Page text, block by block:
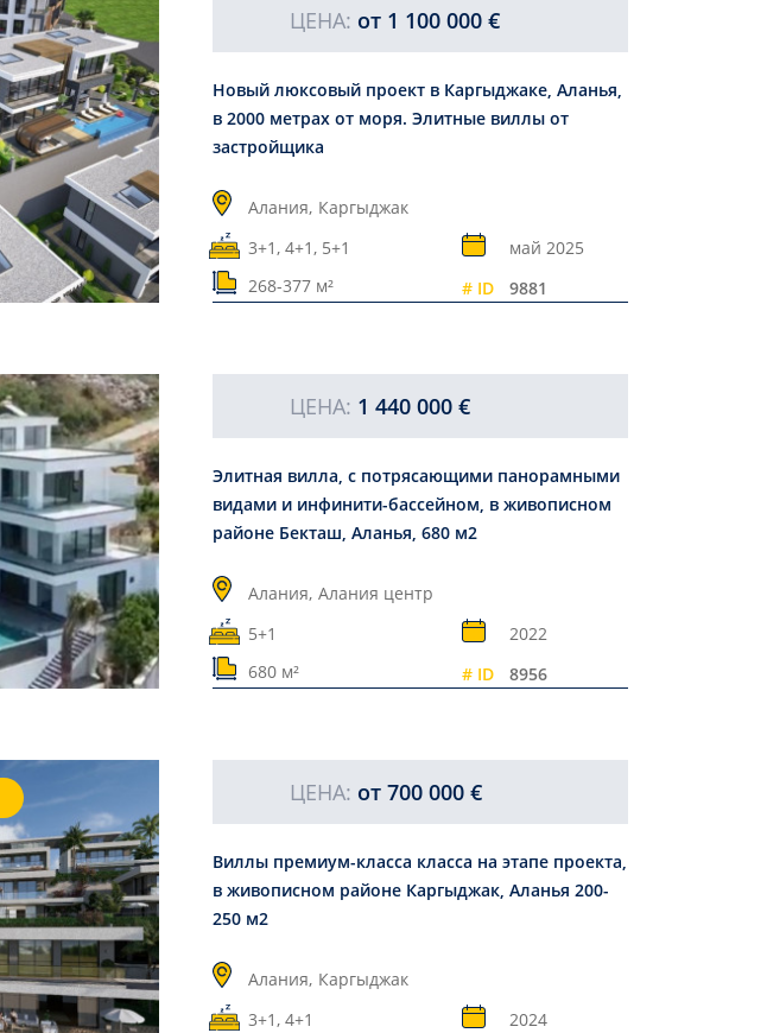
ЦЕНА: от 1 100 000 €
Новый люксовый проект в Каргыджаке, Аланья,
в 2000 метрах от моря. Элитные виллы от
застройщика
Алания, Каргыджак
3+1, 4+1, 5+1
май 2025
268-377 м²
# ID 9881
ЦЕНА: 1 440 000 €
Элитная вилла, с потрясающими панорамными
видами и инфинити-бассейном, в живописном
районе Бекташ, Аланья, 680 м2
Алания, Алания центр
5+1
2022
680 м²
# ID 8956
ЦЕНА: от 700 000 €
Виллы премиум-класса класса на этапе проекта,
в живописном районе Каргыджак, Аланья 200-
250 м2
Алания, Каргыджак
3+1, 4+1
2024